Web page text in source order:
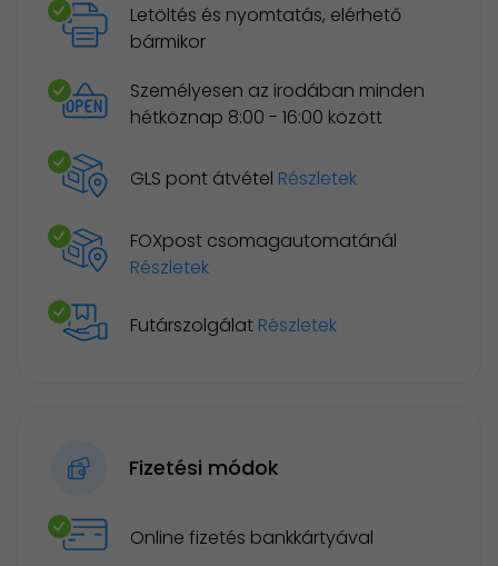
Letöltés és nyomtatás, elérhető
bármikor
Személyesen az irodában minden
hétköznap 8:00 - 16:00 között
GLS pont átvétel Részletek
FOXpost csomagautomatánál
Részletek
Futárszolgálat Részletek
Fizetési módok
Online fizetés bankkártyával